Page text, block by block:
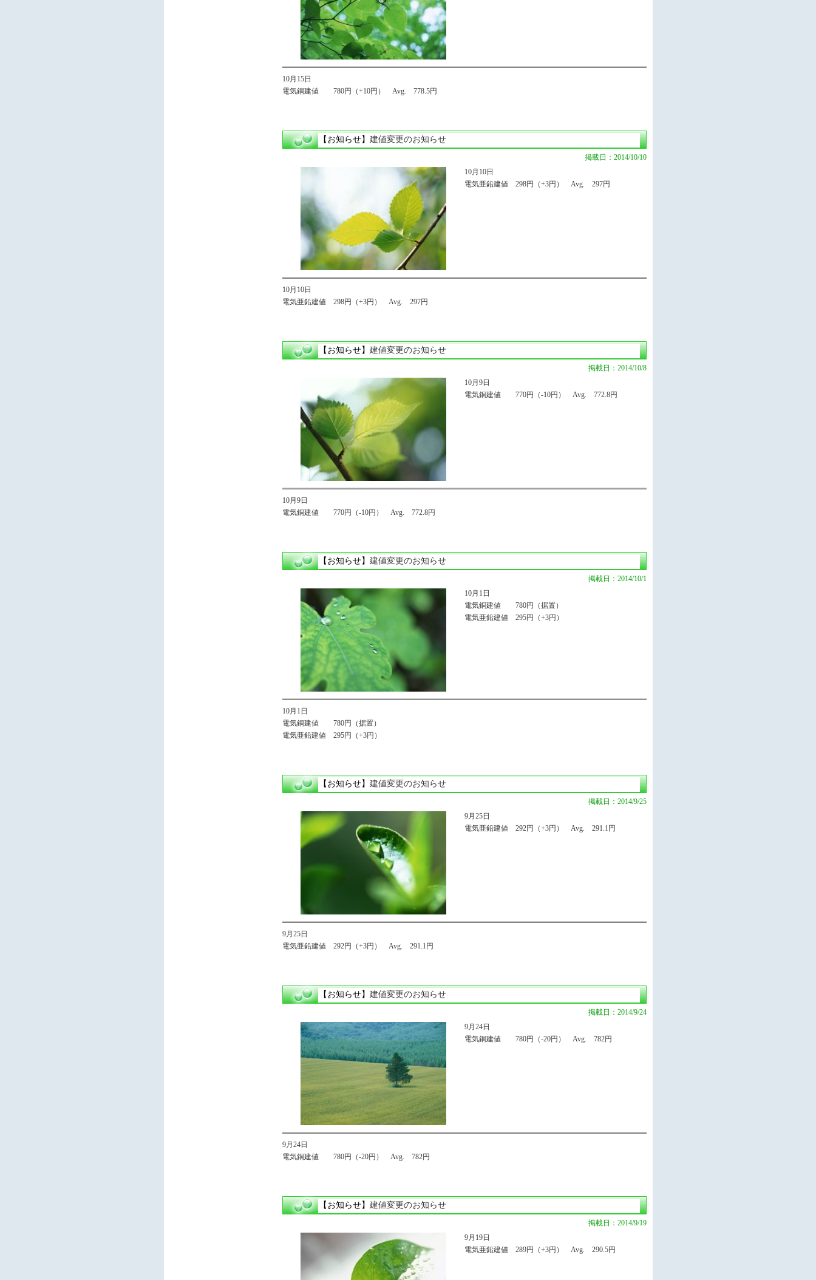
10月15日
電気銅建値 780円（+10円） Avg. 778.5円
【お知らせ】 建値変更のお知らせ
掲載日：2014/10/10
10月10日
電気亜鉛建値 298円（+3円） Avg. 297円
10月10日
電気亜鉛建値 298円（+3円） Avg. 297円
【お知らせ】 建値変更のお知らせ
掲載日：2014/10/8
10月9日
電気銅建値 770円（-10円） Avg. 772.8円
10月9日
電気銅建値 770円（-10円） Avg. 772.8円
【お知らせ】 建値変更のお知らせ
掲載日：2014/10/1
10月1日
電気銅建値 780円（据置）
電気亜鉛建値 295円（+3円）
10月1日
電気銅建値 780円（据置）
電気亜鉛建値 295円（+3円）
【お知らせ】 建値変更のお知らせ
掲載日：2014/9/25
9月25日
電気亜鉛建値 292円（+3円） Avg. 291.1円
9月25日
電気亜鉛建値 292円（+3円） Avg. 291.1円
【お知らせ】 建値変更のお知らせ
掲載日：2014/9/24
9月24日
電気銅建値 780円（-20円） Avg. 782円
9月24日
電気銅建値 780円（-20円） Avg. 782円
【お知らせ】 建値変更のお知らせ
掲載日：2014/9/19
9月19日
電気亜鉛建値 289円（+3円） Avg. 290.5円